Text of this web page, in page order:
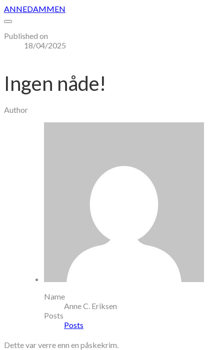
ANNEDAMMEN
Published on
18/04/2025
Ingen nåde!
Author
Name
Anne C. Eriksen
Posts
Posts
Dette var verre enn en påskekrim.